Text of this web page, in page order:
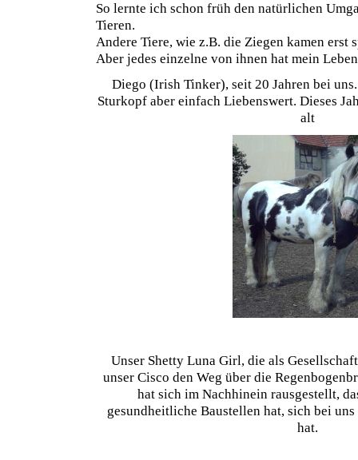
So lernte ich schon früh den natürlichen
Tieren.
Andere Tiere, wie z.B. die Ziegen kamen erst
Aber jedes einzelne von ihnen hat mein
Diego (Irish Tinker), seit 20 Jahren bei
Sturkopf aber einfach Liebenswert. Dieses
alt
Unser Shetty Luna Girl, die als
unser Cisco den Weg über die
hat sich im Nachhinein rausgestellt,
gesundheitliche Baustellen hat, sich bei
hat.